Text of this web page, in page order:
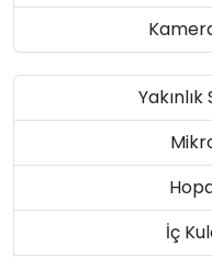
İç